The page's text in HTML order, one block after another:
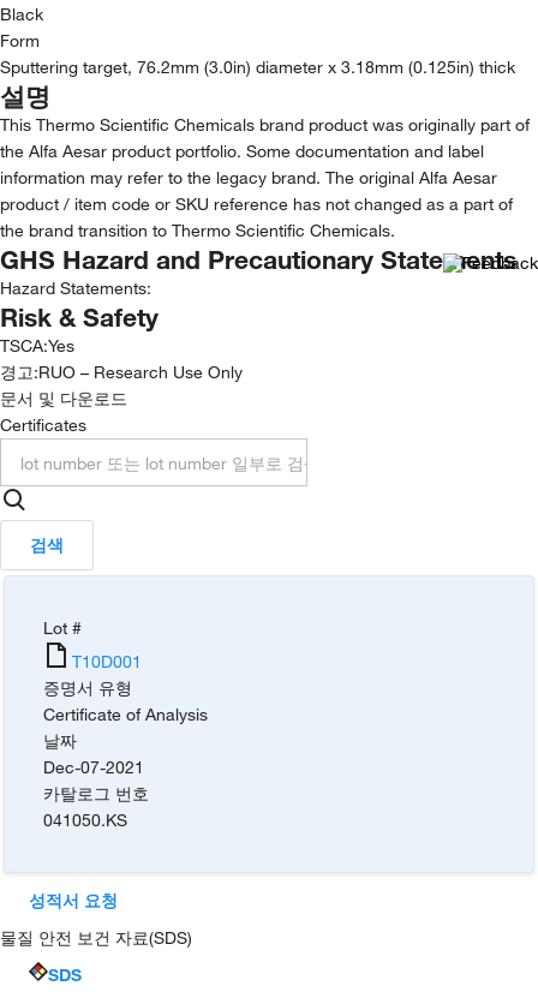
Black
Form
Sputtering target, 76.2mm (3.0in) diameter x 3.18mm (0.125in) thick
설명
This Thermo Scientific Chemicals brand product was originally part of
the Alfa Aesar product portfolio. Some documentation and label
information may refer to the legacy brand. The original Alfa Aesar
product / item code or SKU reference has not changed as a part of
the brand transition to Thermo Scientific Chemicals.
GHS Hazard and Precautionary Statements
Hazard Statements:
Risk & Safety
TSCA:Yes
경고:RUO – Research Use Only
문서 및 다운로드
Certificates
검색
Lot #
T10D001
증명서 유형
Certificate of Analysis
날짜
Dec-07-2021
카탈로그 번호
041050.KS
성적서 요청
물질 안전 보건 자료(SDS)
SDS